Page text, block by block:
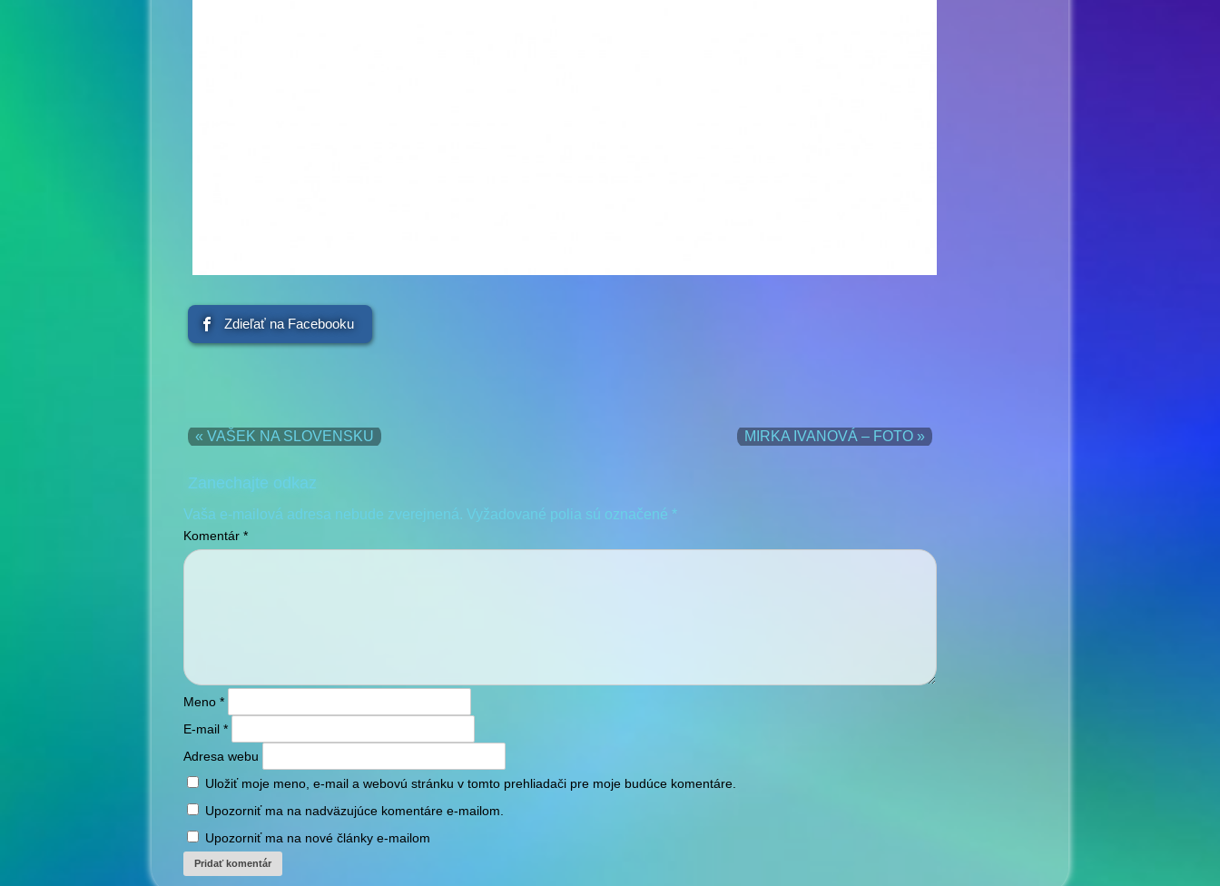
Zdieľať na Facebooku
« VAŠEK NA SLOVENSKU MIRKA IVANOVÁ – FOTO »
Zanechajte odkaz
Vaša e-mailová adresa nebude zverejnená. Vyžadované polia sú označené *
Komentár *
Meno *
E-mail *
Adresa webu
Uložiť moje meno, e-mail a webovú stránku v tomto prehliadači pre moje budúce komentáre.
Upozorniť ma na nadväzujúce komentáre e-mailom.
Upozorniť ma na nové články e-mailom